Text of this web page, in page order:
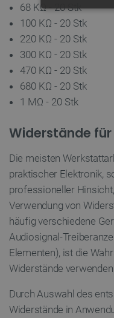
68 KΩ - 20 Stk
100 KΩ - 20 Stk
220 KΩ - 20 Stk
300 KΩ - 20 Stk
470 KΩ - 20 Stk
680 KΩ - 20 Stk
1 MΩ - 20 Stk
Widerstände für
Die meisten
praktischer Elektronik,
professioneller
Verwendung von
häufig verschiedene
Audiosignal-
Elementen), ist die
Widerstände
Durch Auswahl des
Widerstände in
Unbedingt
Unbedingt
wesentliche
Ohne die
die Website nicht
Name